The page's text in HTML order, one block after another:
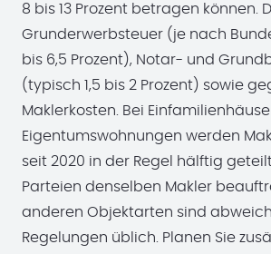
8 bis 13 Prozent betragen können.
Grunderwerbsteuer (je nach
bis 6,5 Prozent), Notar- und
(typisch 1,5 bis 2 Prozent) sowie
Maklerkosten. Bei
Eigentumswohnungen werden
seit 2020 in der Regel hälftig
Parteien denselben Makler
anderen Objektarten sind
Regelungen üblich. Planen Sie